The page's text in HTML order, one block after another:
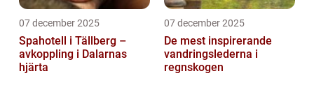
07 december 2025
Spahotell i Tällberg –
avkoppling i Dalarnas
hjärta
07 december 2025
De mest inspirerande
vandringslederna i
regnskogen